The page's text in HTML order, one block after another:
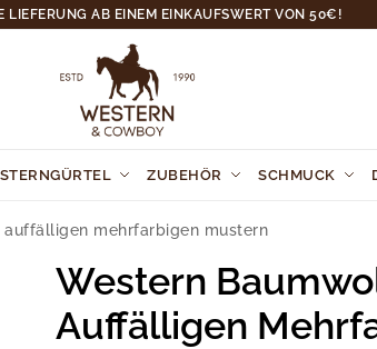
LIEFERUNG AB EINEM EINKAUFSWERT VON 50€!
ZUBEHÖR SCHMUCK
mehrfarbigen mustern
Western
Auffälligen